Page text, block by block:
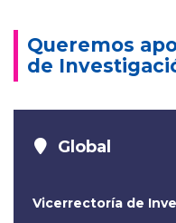
Queremos
de
Global
Vicerrectoría de